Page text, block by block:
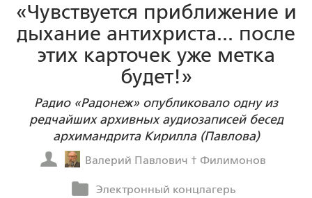
«Чувствуется приближение и
дыхание антихриста... после
этих карточек уже метка
будет!»
Радио «Радонеж» опубликовало одну из
редчайших архивных аудиозаписей бесед
архимандрита Кирилла (Павлова)
Валерий Павлович † Филимонов
Электронный концлагерь